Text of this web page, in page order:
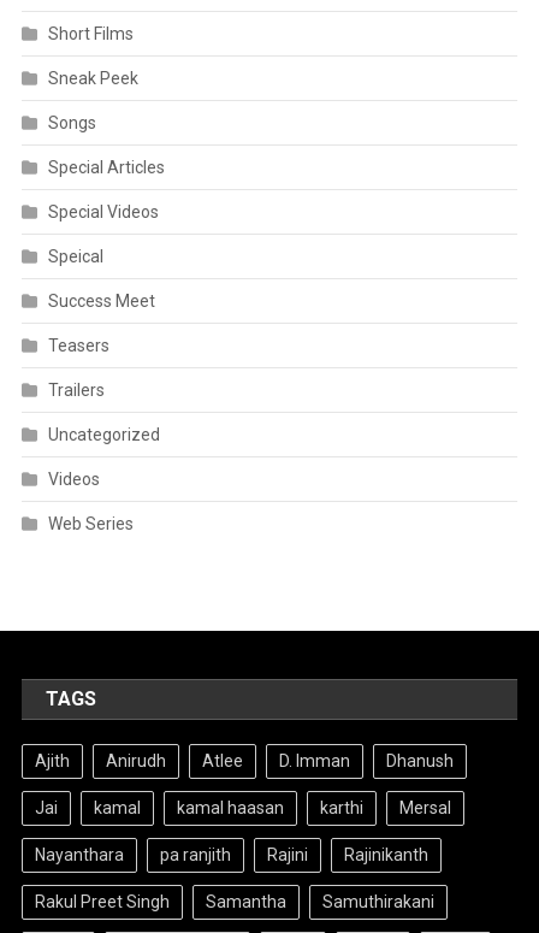
Short Films
Sneak Peek
Songs
Special Articles
Special Videos
Speical
Success Meet
Teasers
Trailers
Uncategorized
Videos
Web Series
TAGS
Ajith Anirudh Atlee D. Imman Dhanush
Jai kamal kamal haasan karthi Mersal
Nayanthara pa ranjith Rajini Rajinikanth
Rakul Preet Singh Samantha Samuthirakani